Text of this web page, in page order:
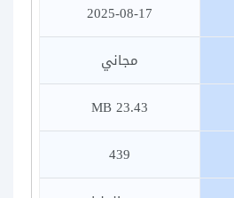
2025-08-17
مجاني
23.43 MB
439